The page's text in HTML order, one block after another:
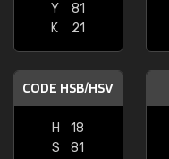
Y
81
K
21
CODE HSB/HSV
H
18
S
81